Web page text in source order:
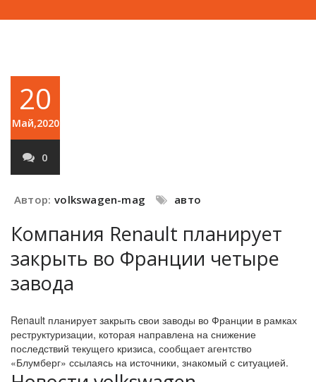
20
Май,2020
0
Автор: volkswagen-mag авто
Компания Renault планирует
закрыть во Франции четыре
завода
Renault планирует закрыть свои заводы во Франции в рамках
реструктуризации, которая направлена на снижение
последствий текущего кризиса, сообщает агентство
«Блумберг» ссылаясь на источники, знакомый с ситуацией.